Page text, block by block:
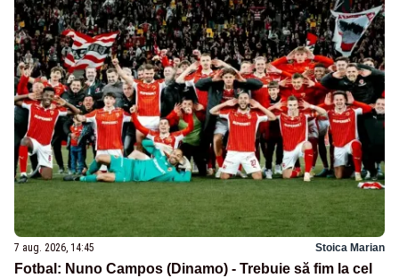
7 aug. 2026, 14:45 Stoica Marian
Fotbal: Nuno Campos (Dinamo) - Trebuie să fim la cel